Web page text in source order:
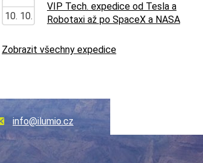
10. 10.
VIP Tech. expedice od Tesla a
Robotaxi až po SpaceX a NASA
Zobrazit všechny expedice
info@ilumio.cz